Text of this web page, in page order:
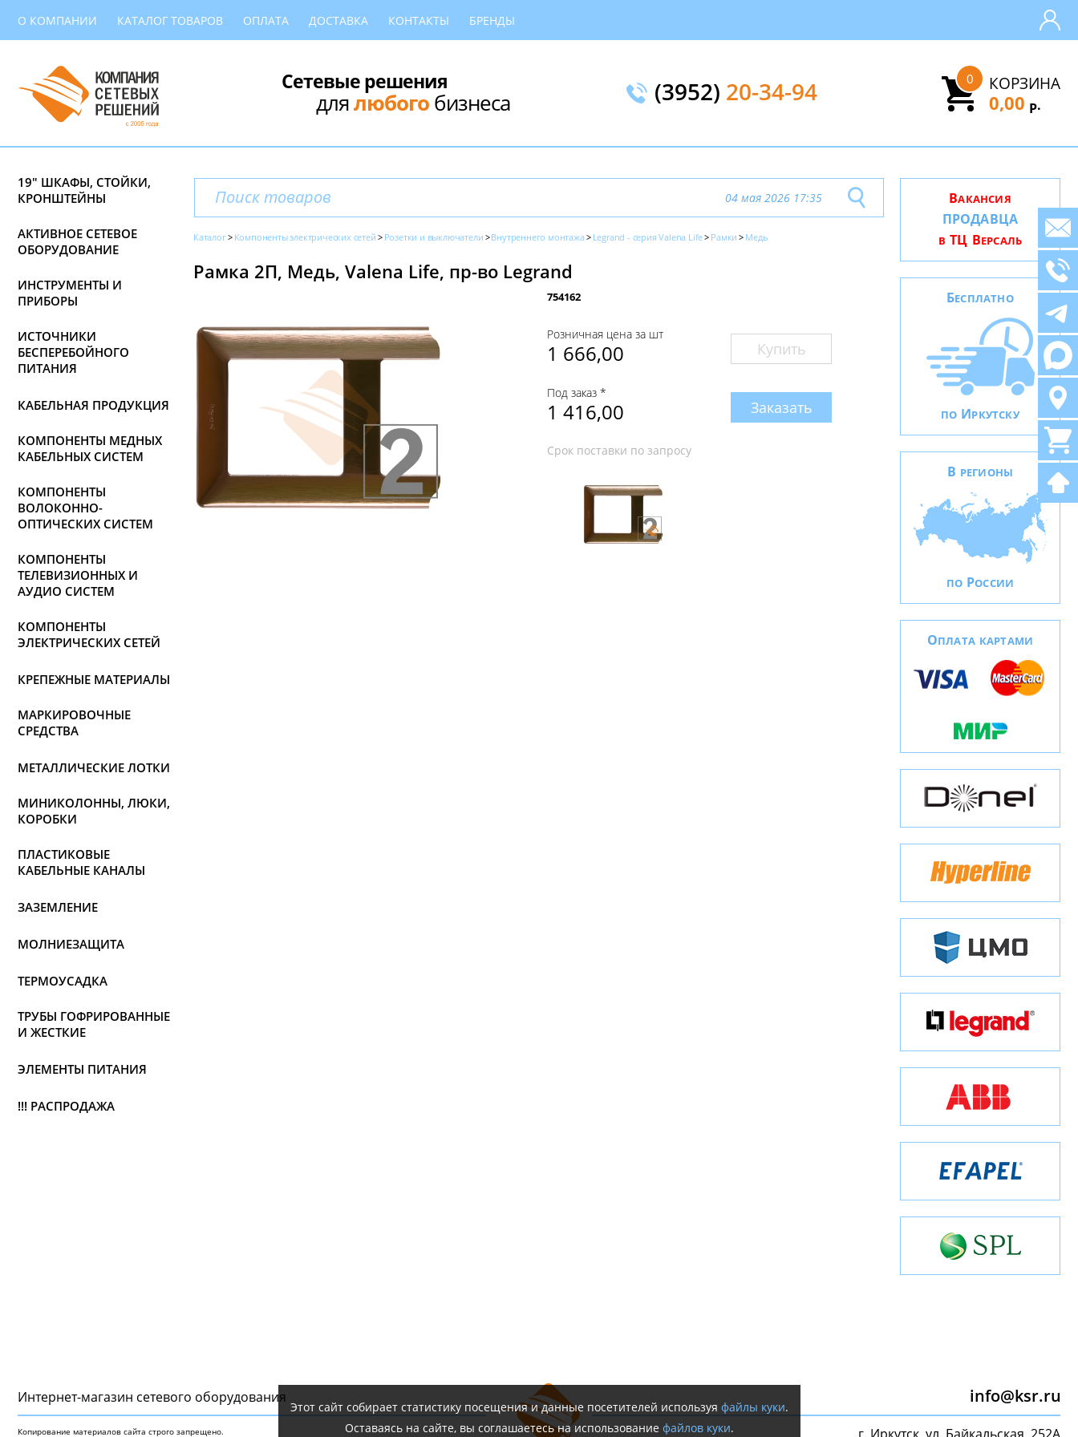
О КОМПАНИИ КАТАЛОГ ТОВАРОВ ОПЛАТА ДОСТАВКА КОНТАКТЫ БРЕНДЫ
Сетевые решения
длялюбогобизнеса (3952) 20-34-94 КОРЗИНА
0
0,00 Р.
19" ШКАФЫ, СТОЙКИ,
КРОНШТЕЙНЫ
АКТИВНОЕ СЕТЕВОЕ
ОБОРУДОВАНИЕ
ИНСТРУМЕНТЫ И
ПРИБОРЫ
ИСТОЧНИКИ
БЕСПЕРЕБОЙНОГО
ПИТАНИЯ
КАБЕЛЬНАЯ ПРОДУКЦИЯ
КОМПОНЕНТЫ МЕДНЫХ
КАБЕЛЬНЫХ СИСТЕМ
КОМПОНЕНТЫ
ВОЛОКОННО-
ОПТИЧЕСКИХ СИСТЕМ
КОМПОНЕНТЫ
ТЕЛЕВИЗИОННЫХ И
АУДИО СИСТЕМ
КОМПОНЕНТЫ
ЭЛЕКТРИЧЕСКИХ СЕТЕЙ
КРЕПЕЖНЫЕ МАТЕРИАЛЫ
МАРКИРОВОЧНЫЕ
СРЕДСТВА
МЕТАЛЛИЧЕСКИЕ ЛОТКИ
МИНИКОЛОННЫ, ЛЮКИ,
КОРОБКИ
ПЛАСТИКОВЫЕ
КАБЕЛЬНЫЕ КАНАЛЫ
ЗАЗЕМЛЕНИЕ
МОЛНИЕЗАЩИТА
ТЕРМОУСАДКА
ТРУБЫ ГОФРИРОВАННЫЕ
И ЖЕСТКИЕ
ЭЛЕМЕНТЫ ПИТАНИЯ
!!! РАСПРОДАЖА
04 мая 2026 17:35
Каталог Компоненты электрических сетей Розетки и выключатели Внутреннего монтажа Legrand - серия Valena Life Рамки Медь
Рамка 2П, Медь, Valena Life, пр-во Legrand
754162
Розничная цена за шт
1 666,00 Купить
Под заказ *
1 416,00 Заказать
Срок поставки по запросу
ВАКАНСИЯ
ПРОДАВЦА
В ТЦ ВЕРСАЛЬ
БЕСПЛАТНО
ПО ИРКУТСКУ
В РЕГИОНЫ
ПО РОССИИ
ОПЛАТА КАРТАМИ
Интернет-магазин сетeвого оборудования
Копирование материалов сайта строго запрещено.
info@ksr.ru
Этот сайт собирает статистику посещения и данные посетителей используя файлы куки.
Оставаясь на сайте, вы соглашаетесь на использование файлов куки.